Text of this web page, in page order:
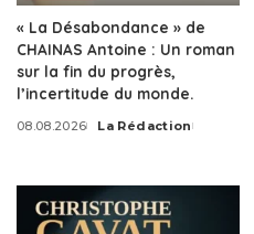
« La Désabondance » de
CHAINAS Antoine : Un roman
sur la fin du progrès,
l’incertitude du monde.
08.08.2026
Posted
La Rédaction